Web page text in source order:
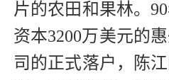
片的农田和果林。
资本3200万美元的
司的正式落户，陈